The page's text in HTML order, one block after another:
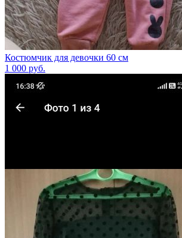
Костюмчик для девочки 60 см
1 000 руб.